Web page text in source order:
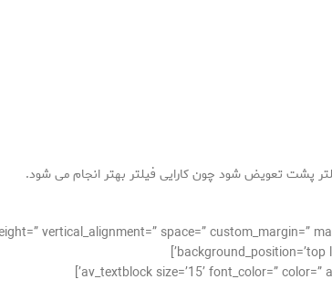
پشت تعویض شود چون کارایی فیلتر بهتر انجام می شود.
min_height=” vertical_alignment=” space=”
background_position=’top